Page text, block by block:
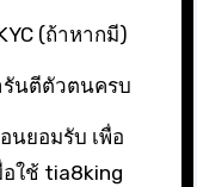
(ถ้าหากมี)
รันตีตัวตนครบ
นยอมรับ เพื่อ
อใช้ tia8king